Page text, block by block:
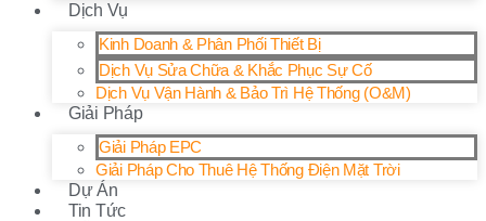
Dịch Vụ
Kinh Doanh & Phân Phối Thiết Bị
Dịch Vụ Sửa Chữa & Khắc Phục Sự Cố
Dịch Vụ Vận Hành & Bảo Trì Hệ Thống (O&M)
Giải Pháp
Giải Pháp EPC
Giải Pháp Cho Thuê Hệ Thống Điện Mặt Trời
Dự Án
Tin Tức